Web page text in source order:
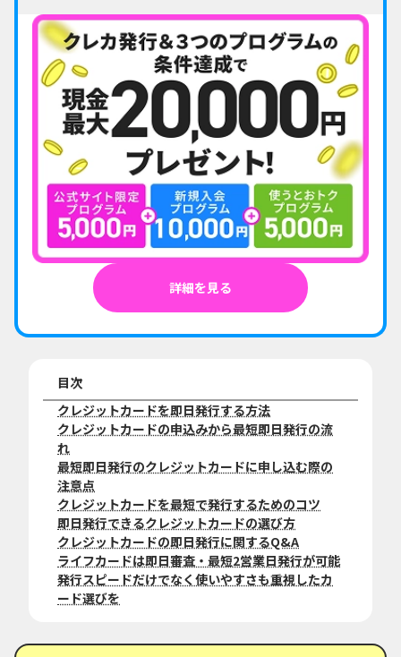
詳細を見る
目次
クレジットカードを即日発行する方法
クレジットカードの申込みから最短即日発行の流
れ
最短即日発行のクレジットカードに申し込む際の
注意点
クレジットカードを最短で発行するためのコツ
即日発行できるクレジットカードの選び方
クレジットカードの即日発行に関するQ&A
ライフカードは即日審査・最短2営業日発行が可能
発行スピードだけでなく使いやすさも重視したカ
ード選びを